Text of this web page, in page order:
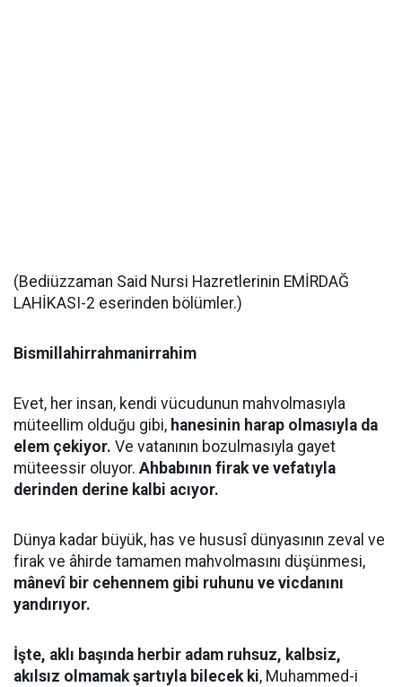
(Bediüzzaman Said Nursi Hazretlerinin EMİRDAĞ
LAHİKASI-2 eserinden bölümler.)
Bismillahirrahmanirrahim
Evet, her insan, kendi vücudunun mahvolmasıyla
müteellim olduğu gibi, hanesinin harap olmasıyla da
elem çekiyor. Ve vatanının bozulmasıyla gayet
müteessir oluyor. Ahbabının firak ve vefatıyla
derinden derine kalbi acıyor.
Dünya kadar büyük, has ve hususî dünyasının zeval ve
firak ve âhirde tamamen mahvolmasını düşünmesi,
mânevî bir cehennem gibi ruhunu ve vicdanını
yandırıyor.
İşte, aklı başında herbir adam ruhsuz, kalbsiz,
akılsız olmamak şartıyla bilecek ki, Muhammed-i